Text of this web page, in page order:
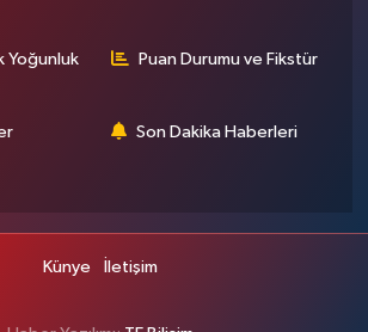
Yoğunluk
Puan Durumu ve Fikstür
Son Dakika Haberleri
Künye İletişim